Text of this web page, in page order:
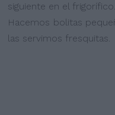
siguiente en el frigorífico.
Hacemos bolitas
las servimos fresquitas.